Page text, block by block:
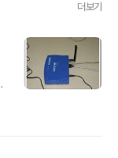
더보기